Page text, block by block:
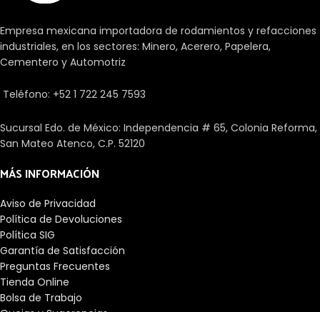
de la correa para una
distribución equitativa de la
y contacto total con la ranura de
la polea para una carga igual y
Empresa mexicana importadora de rodamientos y refacciones
industriales, en los sectores: Minero, Acerero, Papelera,
Cementero y Automotriz
Teléfono: +52 1 722 245 7593
Sucursal Edo. de México: Independencia # 65, Colonia Reforma,
San Mateo Atenco, C.P. 52120
MÁS INFORMACIÓN
Aviso de Privacidad
Política de Devoluciones
Política SIG
Garantía de Satisfacción
Preguntas Frecuentes
Tienda Online
Bolsa de Trabajo